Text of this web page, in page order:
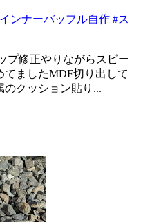
ンナーバッフル自作 #ス
プ修正やりながらスピー
てましたMDF切り出して
クッション貼り...